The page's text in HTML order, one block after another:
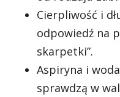
Cierpliwość i
odpowiedź na
skarpetki”.
Aspiryna i
sprawdzą w